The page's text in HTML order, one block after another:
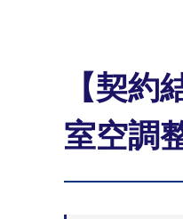
【契
室空調